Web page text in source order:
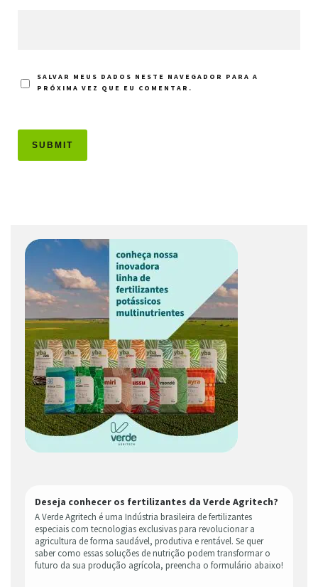
SALVAR MEUS DADOS NESTE NAVEGADOR PARA A
PRÓXIMA VEZ QUE EU COMENTAR.
Deseja conhecer os fertilizantes da Verde Agritech?
A Verde Agritech é uma Indústria brasileira de fertilizantes
especiais com tecnologias exclusivas para revolucionar a
agricultura de forma saudável, produtiva e rentável. Se quer
saber como essas soluções de nutrição podem transformar o
futuro da sua produção agrícola, preencha o formulário abaixo!